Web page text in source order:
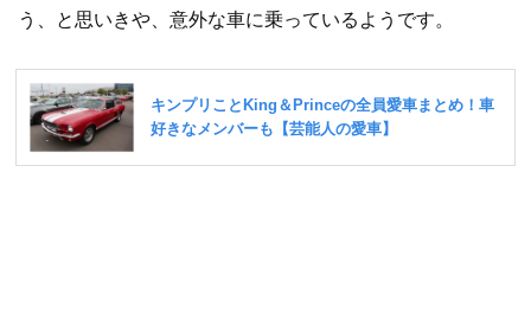
う、と思いきや、意外な車に乗っているようです。